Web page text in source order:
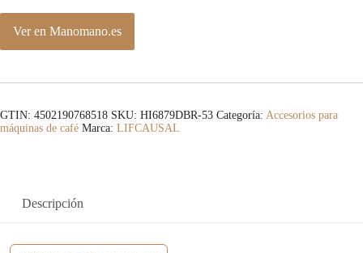
Ver en Manomano.es
GTIN: 4502190768518 SKU: HI6879DBR-53 Categoría: Accesorios para
máquinas de café Marca: LIFCAUSAL
Descripción